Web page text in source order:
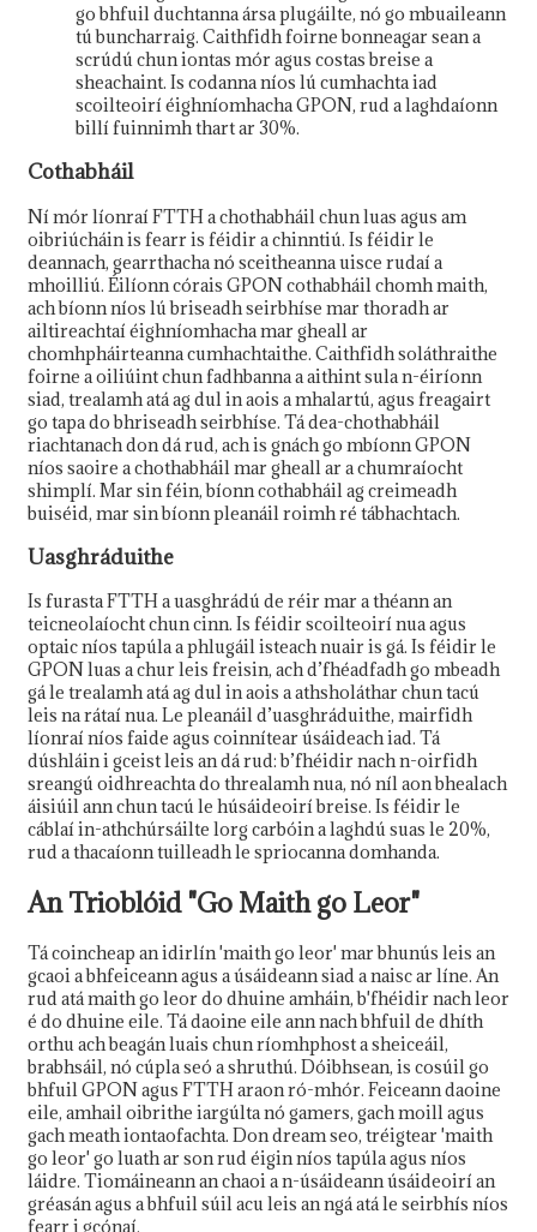
go bhfuil duchtanna ársa plugáilte, nó go mbuaileann
tú buncharraig. Caithfidh foirne bonneagar sean a
scrúdú chun iontas mór agus costas breise a
sheachaint. Is codanna níos lú cumhachta iad
scoilteoirí éighníomhacha GPON, rud a laghdaíonn
billí fuinnimh thart ar 30%.
Cothabháil
Ní mór líonraí FTTH a chothabháil chun luas agus am
oibriúcháin is fearr is féidir a chinntiú. Is féidir le
deannach, gearrthacha nó sceitheanna uisce rudaí a
mhoilliú. Éilíonn córais GPON cothabháil chomh maith,
ach bíonn níos lú briseadh seirbhíse mar thoradh ar
ailtireachtaí éighníomhacha mar gheall ar
chomhpháirteanna cumhachtaithe. Caithfidh soláthraithe
foirne a oiliúint chun fadhbanna a aithint sula n-éiríonn
siad, trealamh atá ag dul in aois a mhalartú, agus freagairt
go tapa do bhriseadh seirbhíse. Tá dea-chothabháil
riachtanach don dá rud, ach is gnách go mbíonn GPON
níos saoire a chothabháil mar gheall ar a chumraíocht
shimplí. Mar sin féin, bíonn cothabháil ag creimeadh
buiséid, mar sin bíonn pleanáil roimh ré tábhachtach.
Uasghráduithe
Is furasta FTTH a uasghrádú de réir mar a théann an
teicneolaíocht chun cinn. Is féidir scoilteoirí nua agus
optaic níos tapúla a phlugáil isteach nuair is gá. Is féidir le
GPON luas a chur leis freisin, ach d’fhéadfadh go mbeadh
gá le trealamh atá ag dul in aois a athsholáthar chun tacú
leis na rátaí nua. Le pleanáil d’uasghráduithe, mairfidh
líonraí níos faide agus coinnítear úsáideach iad. Tá
dúshláin i gceist leis an dá rud: b’fhéidir nach n-oirfidh
sreangú oidhreachta do threalamh nua, nó níl aon bhealach
áisiúil ann chun tacú le húsáideoirí breise. Is féidir le
cáblaí in-athchúrsáilte lorg carbóin a laghdú suas le 20%,
rud a thacaíonn tuilleadh le spriocanna domhanda.
An Trioblóid "Go Maith go Leor"
Tá coincheap an idirlín 'maith go leor' mar bhunús leis an
gcaoi a bhfeiceann agus a úsáideann siad a naisc ar líne. An
rud atá maith go leor do dhuine amháin, b'fhéidir nach leor
é do dhuine eile. Tá daoine eile ann nach bhfuil de dhíth
orthu ach beagán luais chun ríomhphost a sheiceáil,
brabhsáil, nó cúpla seó a shruthú. Dóibhsean, is cosúil go
bhfuil GPON agus FTTH araon ró-mhór. Feiceann daoine
eile, amhail oibrithe iargúlta nó gamers, gach moill agus
gach meath iontaofachta. Don dream seo, tréigtear 'maith
go leor' go luath ar son rud éigin níos tapúla agus níos
láidre. Tiomáineann an chaoi a n-úsáideann úsáideoirí an
gréasán agus a bhfuil súil acu leis an ngá atá le seirbhís níos
fearr i gcónaí.